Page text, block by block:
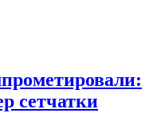
сетчатки